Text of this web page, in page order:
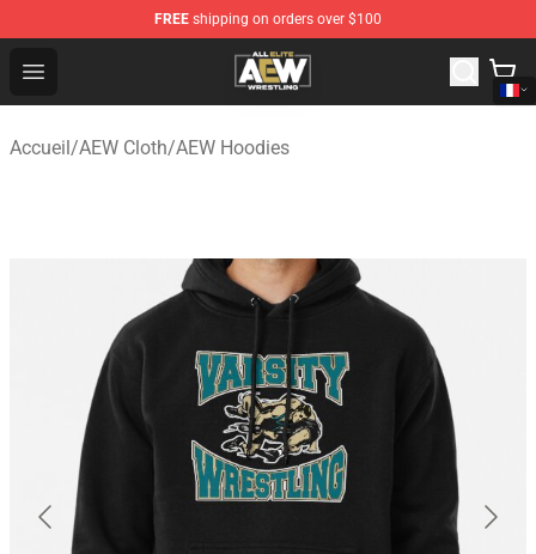
FREE shipping on orders over $100
Open menu
Aew Shop ⚡️ Official Aew Merchandise Store
Accueil/AEW Cloth/AEW Hoodies